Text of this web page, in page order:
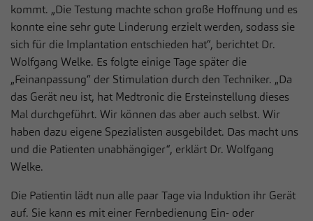
kommt. „Die Testung machte schon große Hoffnung und es
konnte eine sehr gute Linderung erzielt werden, sodass sie
sich für die Implantation entschieden hat“, berichtet Dr.
Wolfgang Welke. Es folgte einige Tage später die
„Feinanpassung“ der Stimulation durch den Techniker. „Da
das Gerät neu ist, hat Medtronic die Ersteinstellung dieses
Mal durchgeführt. Wir können das aber auch selbst. Wir
haben dazu eigene Spezialisten ausgebildet. Das macht uns
und die Patienten unabhängiger“, erklärt Dr. Wolfgang
Welke.
Die Patientin lädt nun alle paar Tage via Induktion ihr Gerät
auf. Sie kann es mit einer Fernbedienung Ein- oder